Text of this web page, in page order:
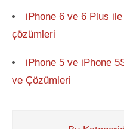
iPhone 6 ve 6 Plus
çözümleri
iPhone 5 ve iPhone
ve Çözümleri